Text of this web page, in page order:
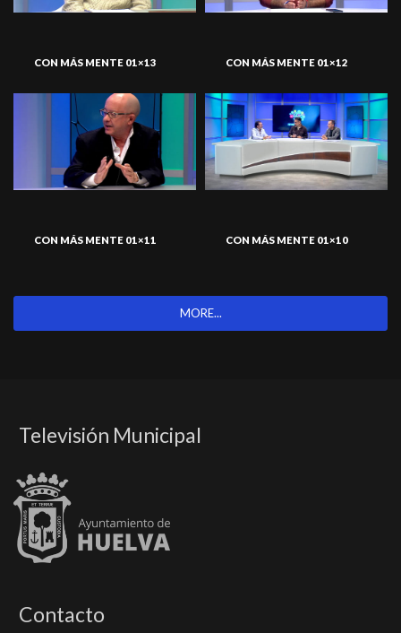
CON MÁS MENTE 01×13 CON MÁS MENTE 01×12
CON MÁS MENTE 01×11 CON MÁS MENTE 01×10
MORE...
Televisión Municipal
Contacto